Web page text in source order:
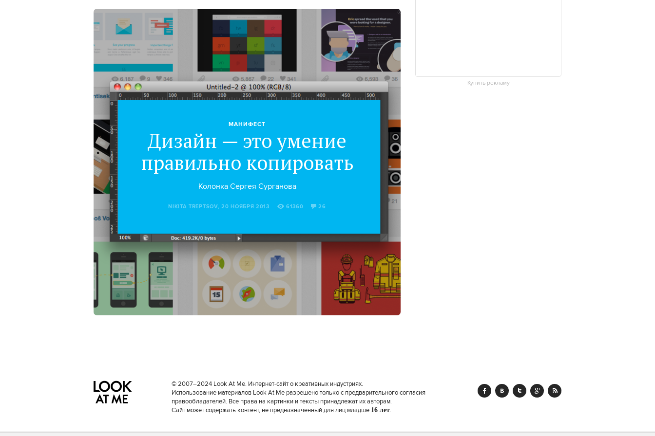
Купить рекламу
МАНИФЕСТ
Дизайн — это умение
правильно копировать
Колонка Сергея Сурганова
NIKITA TREPTSOV, 20 НОЯБРЯ 2013 61360 26
© 2007–2024 Look At Me. Интернет-сайт о креативных индустриях.
Использование материалов Look At Me разрешено только с предварительного согласия
правообладателей. Все права на картинки и тексты принадлежат их авторам.
Сайт может содержать контент, не предназначенный для лиц младше 16 лет.